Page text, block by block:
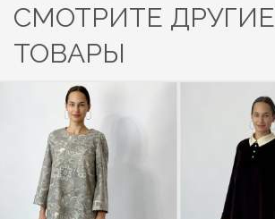
СМОТРИТЕ ДРУГИЕ
ТОВАРЫ